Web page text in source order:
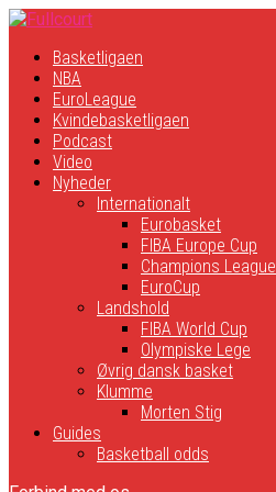
Basketligaen
NBA
EuroLeague
Kvindebasketligaen
Podcast
Video
Nyheder
Internationalt
Eurobasket
FIBA Europe Cup
Champions League
EuroCup
Landshold
FIBA World Cup
Olympiske Lege
Øvrig dansk basket
Klumme
Morten Stig
Guides
Basketball odds